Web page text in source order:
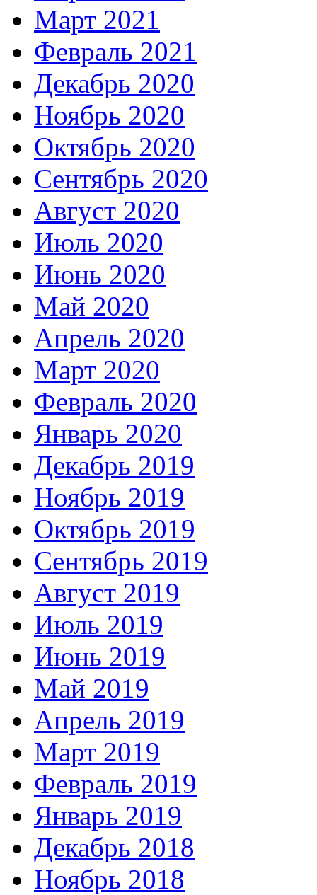
Март 2021
Февраль 2021
Декабрь 2020
Ноябрь 2020
Октябрь 2020
Сентябрь 2020
Август 2020
Июль 2020
Июнь 2020
Май 2020
Апрель 2020
Март 2020
Февраль 2020
Январь 2020
Декабрь 2019
Ноябрь 2019
Октябрь 2019
Сентябрь 2019
Август 2019
Июль 2019
Июнь 2019
Май 2019
Апрель 2019
Март 2019
Февраль 2019
Январь 2019
Декабрь 2018
Ноябрь 2018